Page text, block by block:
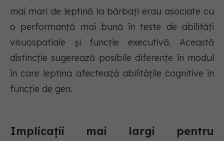
mai mari de leptină la bărbați erau asociate cu
o performanță mai bună în teste de abilități
visuospatiale și funcție executivă. Această
distincție sugerează posibile diferențe în modul
în care leptina afectează abilitățile cognitive în
funcție de gen.
Implicații mai largi pentru